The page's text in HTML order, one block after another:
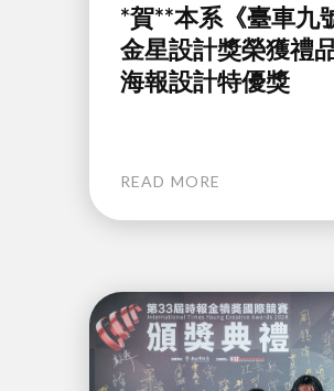
*賀**本系《臺車九
金星設計獎榮獲禮
海報設計特優獎
READ MORE